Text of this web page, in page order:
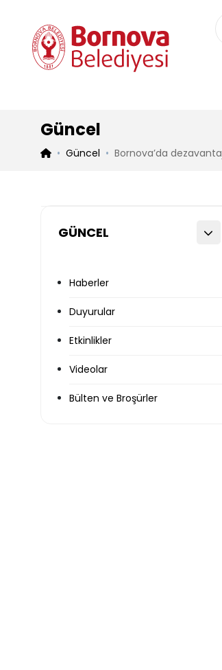
Güncel
Güncel Bornova’da
GÜNCEL
Haberler
Duyurular
Etkinlikler
Videolar
Bülten ve Broşürler